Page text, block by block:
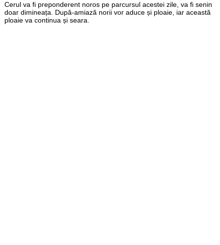
Cerul va fi preponderent noros pe parcursul acestei zile, va fi senin
doar dimineața. După-amiază norii vor aduce și ploaie, iar această
ploaie va continua și seara.